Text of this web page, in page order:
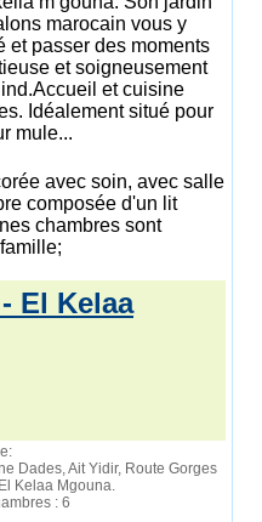
marocain vous y
et passer des moments
et soigneusement
et cuisine
Idéalement situé pour
mule...
avec soin, avec salle
composée d'un lit
chambres sont
El Kelaa
Dades, Ait Yidir, Route Gorges
Kelaa Mgouna.
: 6